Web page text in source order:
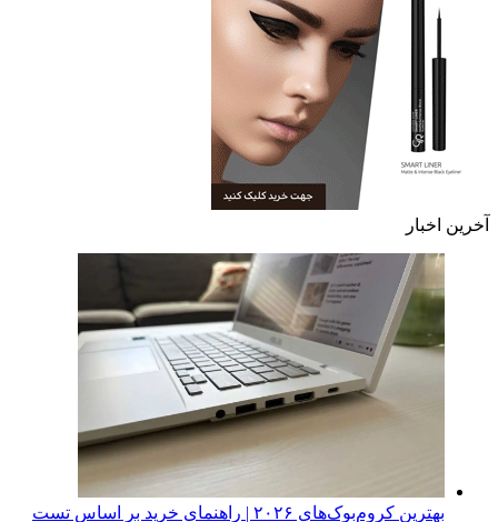
آخرین اخبار
بهترین کروم‌بوک‌های ۲۰۲۶ | راهنمای خرید بر اساس تست